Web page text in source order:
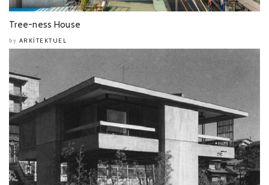
Tree-ness House
by ARKITEKTUEL